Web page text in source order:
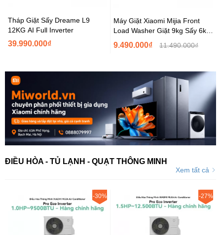
Tháp Giặt Sấy Dreame L9
12KG AI Full Inverter
39.990.000₫
Máy Giặt Xiaomi Mijia Front
Load Washer Giặt 9kg Sấy 6kg
WD090MJA08VN Hàng Chính...
9.490.000₫ 11.490.000₫
ĐIỀU HÒA - TỦ LẠNH - QUẠT THÔNG MINH
Xem tất cả
-30% -27%